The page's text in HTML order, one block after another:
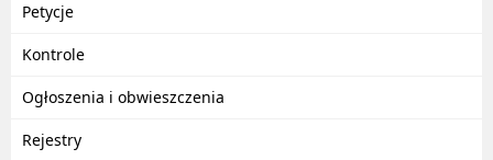
Petycje
Kontrole
Ogłoszenia i obwieszczenia
Rejestry